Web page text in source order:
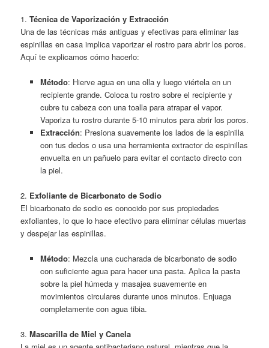
1.Técnica de Vaporización y Extracción
Una de las técnicas más antiguas y efectivas para eliminar las
espinillas en casa implica vaporizar el rostro para abrir los poros.
Aquí te explicamos cómo hacerlo:
Método: Hierve agua en una olla y luego viértela en un
recipiente grande. Coloca tu rostro sobre el recipiente y
cubre tu cabeza con una toalla para atrapar el vapor.
Vaporiza tu rostro durante 5-10 minutos para abrir los poros.
Extracción: Presiona suavemente los lados de la espinilla
con tus dedos o usa una herramienta extractor de espinillas
envuelta en un pañuelo para evitar el contacto directo con
la piel.
2. Exfoliante de Bicarbonato de Sodio
El bicarbonato de sodio es conocido por sus propiedades
exfoliantes, lo que lo hace efectivo para eliminar células muertas
y despejar las espinillas.
Método: Mezcla una cucharada de bicarbonato de sodio
con suficiente agua para hacer una pasta. Aplica la pasta
sobre la piel húmeda y masajea suavemente en
movimientos circulares durante unos minutos. Enjuaga
completamente con agua tibia.
3.Mascarilla de Miel y Canela